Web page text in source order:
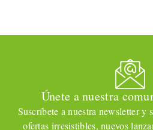
Únete a nuestra
Suscríbete a nuestra newsletter y
ofertas irresistibles, nuevos